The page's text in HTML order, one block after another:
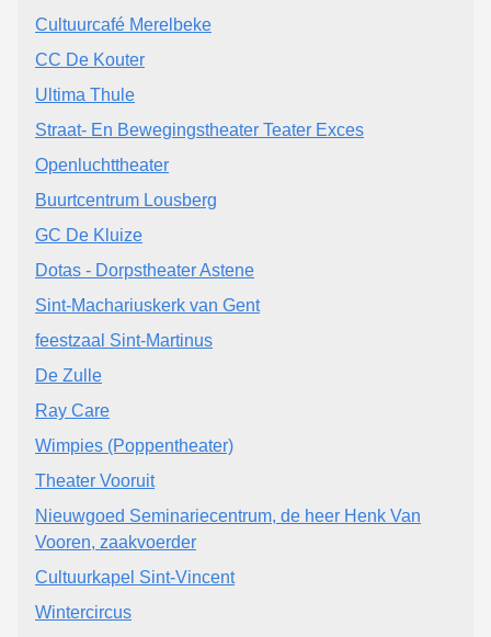
Cultuurcafé Merelbeke
CC De Kouter
Ultima Thule
Straat- En Bewegingstheater Teater Exces
Openluchttheater
Buurtcentrum Lousberg
GC De Kluize
Dotas - Dorpstheater Astene
Sint-Machariuskerk van Gent
feestzaal Sint-Martinus
De Zulle
Ray Care
Wimpies (Poppentheater)
Theater Vooruit
Nieuwgoed Seminariecentrum, de heer Henk Van
Vooren, zaakvoerder
Cultuurkapel Sint-Vincent
Wintercircus